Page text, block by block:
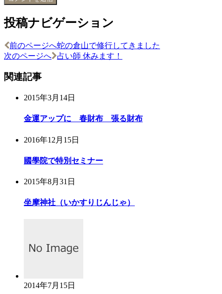
投稿ナビゲーション
前のページへ蛇の倉山で修行してきました
次のページへ
占い師 休みます！
関連記事
2015年3月14日
金運アップに 春財布 張る財布
2016年12月15日
國學院で特別セミナー
2015年8月31日
坐摩神社（いかすりじんじゃ）
2014年7月15日